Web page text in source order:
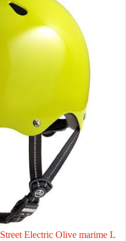
Electric Olive marime L